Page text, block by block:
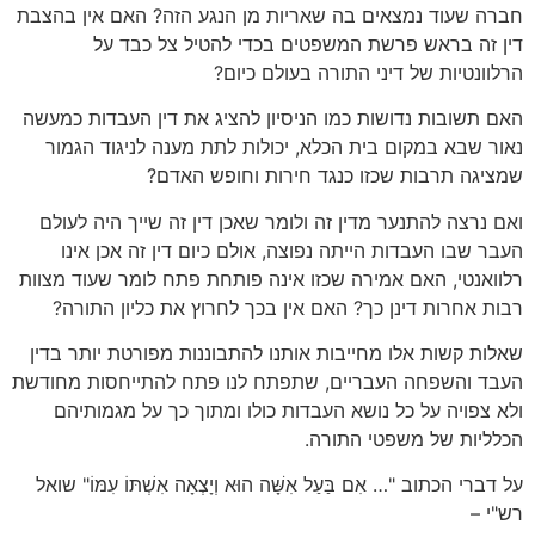
חברה שעוד נמצאים בה שאריות מן הנגע הזה? האם אין בהצבת
דין זה בראש פרשת המשפטים בכדי להטיל צל כבד על
הרלוונטיות של דיני התורה בעולם כיום?
האם תשובות נדושות כמו הניסיון להציג את דין העבדות כמעשה
נאור שבא במקום בית הכלא, יכולות לתת מענה לניגוד הגמור
שמציגה תרבות שכזו כנגד חירות וחופש האדם?
ואם נרצה להתנער מדין זה ולומר שאכן דין זה שייך היה לעולם
העבר שבו העבדות הייתה נפוצה, אולם כיום דין זה אכן אינו
רלוואנטי, האם אמירה שכזו אינה פותחת פתח לומר שעוד מצוות
רבות אחרות דינן כך? האם אין בכך לחרוץ את כליון התורה?
שאלות קשות אלו מחייבות אותנו להתבוננות מפורטת יותר בדין
העבד והשפחה העבריים, שתפתח לנו פתח להתייחסות מחודשת
ולא צפויה על כל נושא העבדות כולו ומתוך כך על מגמותיהם
הכלליות של משפטי התורה.
על דברי הכתוב "… אִם בַּעַל אִשָּׁה הוּא וְיָצְאָה אִשְׁתּוֹ עִמּוֹ" שואל
רש"י –